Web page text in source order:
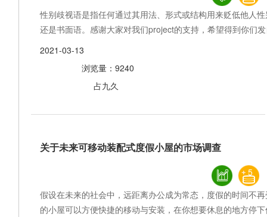
性别歧视语是指任何通过其用法、形式或结构用来贬低他人
还是书面语。感谢大家对我们project的支持，希望得到你们
2021-03-13
浏览量：9240
占九久
关于未来可移动装配式度假小屋的市场调查
5
假设在未来的社会中，远距离办公成为常态，度假的时间不
的小屋可以方便快捷的移动与安装，在你想要休息的地方停